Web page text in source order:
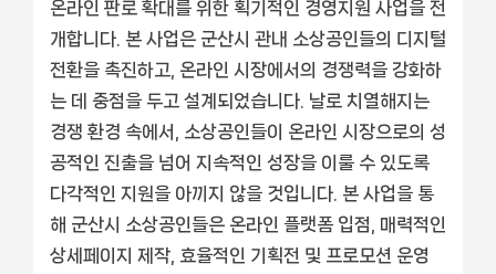
온라인 판로 확대를 위한 획기적인 경영지원 사업을 전
개합니다. 본 사업은 군산시 관내 소상공인들의 디지털
전환을 촉진하고, 온라인 시장에서의 경쟁력을 강화하
는 데 중점을 두고 설계되었습니다. 날로 치열해지는
경쟁 환경 속에서, 소상공인들이 온라인 시장으로의 성
공적인 진출을 넘어 지속적인 성장을 이룰 수 있도록
다각적인 지원을 아끼지 않을 것입니다. 본 사업을 통
해 군산시 소상공인들은 온라인 플랫폼 입점, 매력적인
상세페이지 제작, 효율적인 기획전 및 프로모션 운영